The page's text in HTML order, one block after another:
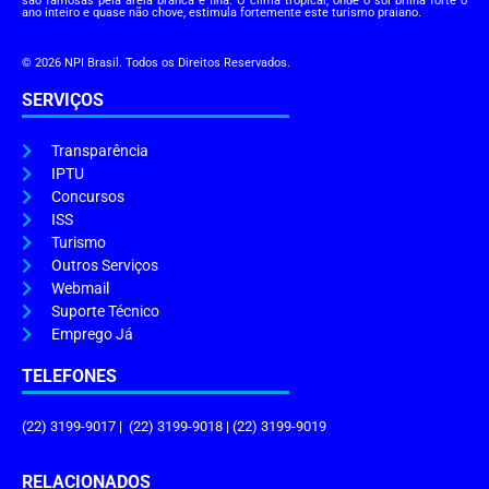
ano inteiro e quase não chove, estimula fortemente este turismo praiano.
© 2026 NPI Brasil. Todos os Direitos Reservados.
SERVIÇOS
Transparência
IPTU
Concursos
ISS
Turismo
Outros Serviços
Webmail
Suporte Técnico
Emprego Já
TELEFONES
(22) 3199-9017 | (22) 3199-9018 | (22) 3199-9019
RELACIONADOS